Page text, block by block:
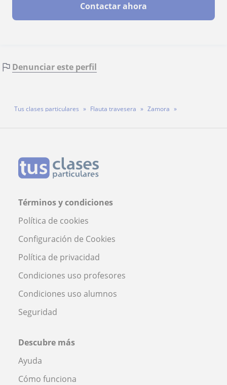
Contactar ahora
Denunciar este perfil
Tus clases particulares Flauta travesera
Zamora
Términos y condiciones
Política de cookies
Configuración de Cookies
Política de privacidad
Condiciones uso profesores
Condiciones uso alumnos
Seguridad
Descubre más
Ayuda
Cómo funciona